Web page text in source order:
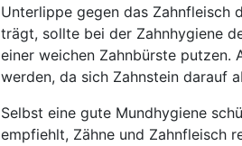
Unterlippe gegen das Zahnfleisch
trägt, sollte bei der Zahnhygiene
einer weichen Zahnbürste putzen.
werden, da sich Zahnstein darauf
Selbst eine gute Mundhygiene
empfiehlt, Zähne und Zahnfleisch